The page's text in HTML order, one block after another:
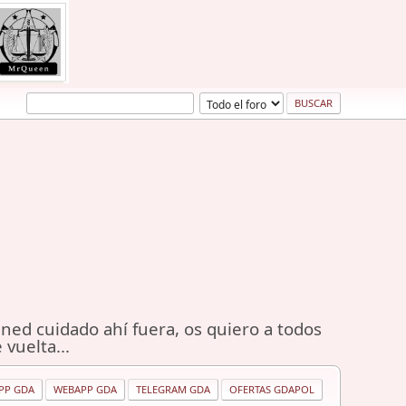
cuidado ahí fuera, os quiero a todos
vuelta...
GDA WEBAPP GDA TELEGRAM GDA OFERTAS GDAPOL